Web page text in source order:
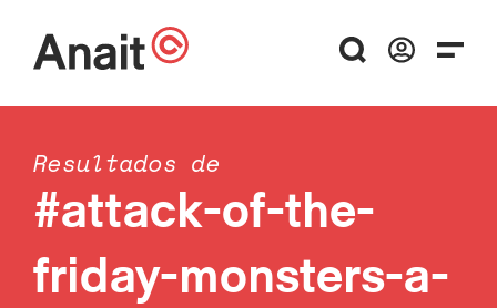
Resultados de
#attack-of-the-
friday-monsters-a-